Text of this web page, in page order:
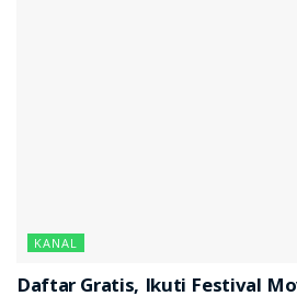
KANAL
Daftar Gratis, Ikuti Festival